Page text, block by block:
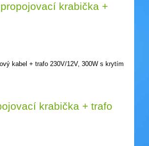
krabička +
kabel + trafo 230V/12V, 300W s krytím
krabička + trafo